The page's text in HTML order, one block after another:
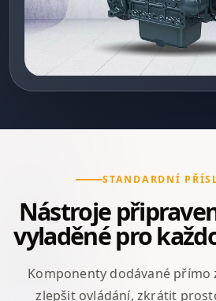
STANDARDNÍ
Nástroje
vyladěné pro
Komponenty dodávané přímo
zlepšit ovládání, zkrátit